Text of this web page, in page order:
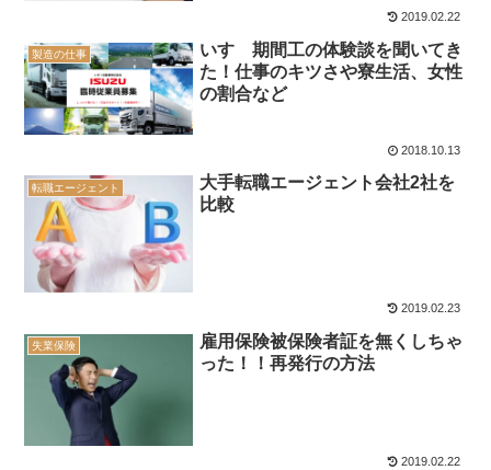
2019.02.22
製造の仕事
いすゞ期間工の体験談を聞いてき
た！仕事のキツさや寮生活、女性
の割合など
2018.10.13
転職エージェント
大手転職エージェント会社2社を
比較
2019.02.23
失業保険
雇用保険被保険者証を無くしちゃ
った！！再発行の方法
2019.02.22